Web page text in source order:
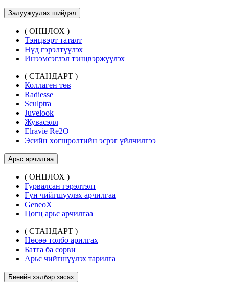
Залуужуулах шийдэл
( ОНЦЛОХ )
Тэнцвэрт таталт
Нүд гэрэлтүүлэх
Инээмсэглэл тэнцвэржүүлэх
( СТАНДАРТ )
Коллаген төв
Radiesse
Sculptra
Juvelook
Жувасэлл
Elravie Re2O
Эсийн хөгшрөлтийн эсрэг үйлчилгээ
Арьс арчилгаа
( ОНЦЛОХ )
Гурвалсан гэрэлтэлт
Гүн чийгшүүлэх арчилгаа
GeneoX
Цогц арьс арчилгаа
( СТАНДАРТ )
Нөсөө толбо арилгах
Батга ба сорви
Арьс чийгшүүлэх тарилга
Биеийн хэлбэр засах